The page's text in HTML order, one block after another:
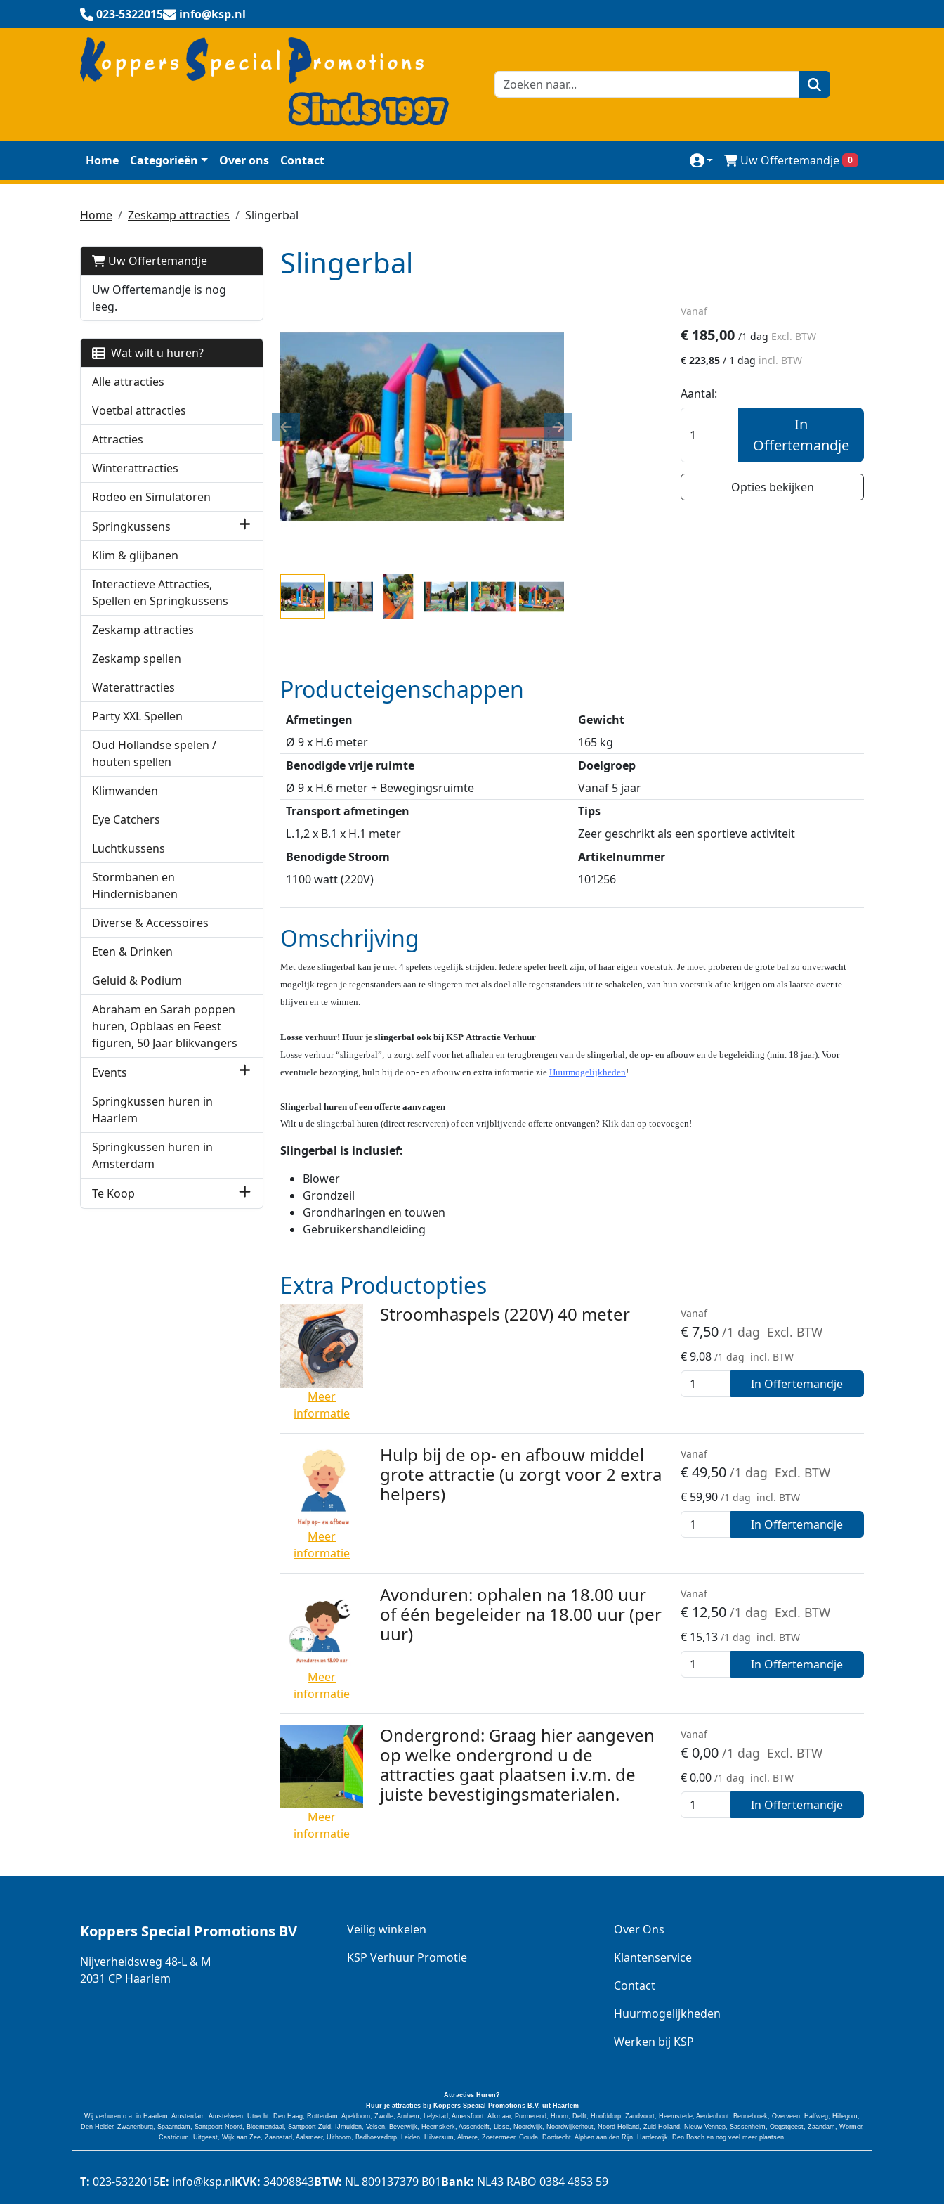
023-5322015 info@ksp.nl
zoeken
Home Categorieën Over ons Contact Uw Offertemandje 0
Home Zeskamp attracties Slingerbal
Uw Offertemandje
Uw Offertemandje is nog
leeg.
Wat wilt u huren?
Alle attracties
Voetbal attracties
Attracties
Winterattracties
Rodeo en Simulatoren
Springkussens
Klim & glijbanen
Interactieve Attracties,
Spellen en Springkussens
Zeskamp attracties
Zeskamp spellen
Waterattracties
Party XXL Spellen
Oud Hollandse spelen /
houten spellen
Klimwanden
Eye Catchers
Luchtkussens
Stormbanen en
Hindernisbanen
Diverse & Accessoires
Eten & Drinken
Geluid & Podium
Abraham en Sarah poppen
huren, Opblaas en Feest
figuren, 50 Jaar blikvangers
Events
Springkussen huren in
Haarlem
Springkussen huren in
Amsterdam
Te Koop
Slingerbal
Vanaf
€ 185,00 /1 dag Excl. BTW
€ 223,85 / 1 dag incl. BTW
Aantal:
In
Offertemandje
Opties bekijken
Previous Next
Producteigenschappen
Afmetingen
Ø 9 x H.6 meter
Benodigde vrije ruimte
Ø 9 x H.6 meter + Bewegingsruimte
Transport afmetingen
L.1,2 x B.1 x H.1 meter
Benodigde Stroom
1100 watt (220V)
Gewicht
165 kg
Doelgroep
Vanaf 5 jaar
Tips
Zeer geschrikt als een sportieve activiteit
Artikelnummer
101256
Omschrijving
Met deze slingerbal kan je met 4 spelers tegelijk strijden. Iedere speler heeft zijn, of haar eigen voetstuk. Je moet proberen de grote bal zo onverwacht
mogelijk tegen je tegenstanders aan te slingeren met als doel alle tegenstanders uit te schakelen, van hun voetstuk af te krijgen om als laatste over te
blijven en te winnen.
Losse verhuur! Huur je slingerbal ook bij KSP Attractie Verhuur
Losse verhuur “slingerbal”; u zorgt zelf voor het afhalen en terugbrengen van de slingerbal, de op- en afbouw en de begeleiding (min. 18 jaar). Voor
eventuele bezorging, hulp bij de op- en afbouw en extra informatie zie Huurmogelijkheden!
Slingerbal huren of een offerte aanvragen
Wilt u de slingerbal huren (direct reserveren) of een vrijblijvende offerte ontvangen? Klik dan op toevoegen!
Slingerbal is inclusief:
Blower
Grondzeil
Grondharingen en touwen
Gebruikershandleiding
Extra Productopties
Meer
informatie
Vanaf
€7,50 /1 dag Excl. BTW
€9,08 /1 dag incl. BTW
In Offertemandje
Stroomhaspels (220V) 40 meter
Meer
informatie
Vanaf
€49,50 /1 dag Excl. BTW
€ 59,90 /1 dag incl. BTW
In Offertemandje
Hulp bij de op- en afbouw middel
grote attractie (u zorgt voor 2 extra
helpers)
Meer
informatie
Vanaf
€ 12,50 /1 dag Excl. BTW
€ 15,13 /1 dag incl. BTW
In Offertemandje
Avonduren: ophalen na 18.00 uur
of één begeleider na 18.00 uur (per
uur)
Meer
informatie
Vanaf
€ 0,00 /1 dag Excl. BTW
€0,00 /1 dag incl. BTW
In Offertemandje
Ondergrond: Graag hier aangeven
op welke ondergrond u de
attracties gaat plaatsen i.v.m. de
juiste bevestigingsmaterialen.
Koppers Special Promotions BV
Nijverheidsweg 48-L & M
2031 CP Haarlem
Veilig winkelen
KSP Verhuur Promotie
Over Ons
Klantenservice
Contact
Huurmogelijkheden
Werken bij KSP
Attracties Huren?
Huur je attracties bij Koppers Special
PromotionsB.V. uit Haarlem
Wij verhuren o.a. in Haarlem, Amsterdam, Amstelveen, Utrecht, Den Haag, Rotterdam, Apeldoorn, Zwolle, Arnhem, Lelystad, Amersfoort, Alkmaar, Purmerend, Hoorn, Delft, Hoofddorp, Zandvoort, Heemstede, Aerdenhout, Bennebroek, Overveen, Halfweg, Hillegom,
Den Helder, Zwanenburg, Spaarndam, Santpoort Noord, Bloemendaal, Santpoort Zuid, IJmuiden, Velsen, Beverwijk, Heemskerk, Assendelft, Lisse, Noordwijk, Noordwijkerhout, Noord-Holland, Zuid-Holland, Nieuw Vennep, Sassenheim, Oegstgeest, Zaandam, Wormer,
Castricum, Uitgeest, Wijk aan Zee, Zaanstad, Aalsmeer, Uithoorn, Badhoevedorp, Leiden, Hilversum, Almere, Zoetermeer, Gouda, Dordrecht, Alphen aan den Rijn, Harderwijk, Den Bosch en nog veel meer plaatsen.
T: 023-5322015E: info@ksp.nlKVK: 34098843BTW: NL 809137379 B01Bank: NL43 RABO 0384 4853 59